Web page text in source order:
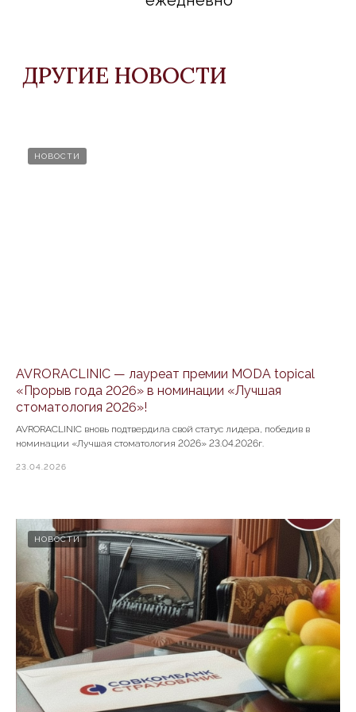
НОВОСТИ
AVRORACLINIC — лауреат премии MODA topical
«Прорыв года 2026» в номинации «Лучшая
стоматология 2026»!
AVRORACLINIC вновь подтвердила свой статус лидера, победив в
номинации «Лучшая стоматология 2026» 23.04.2026г.
23.04.2026
НОВОСТИ